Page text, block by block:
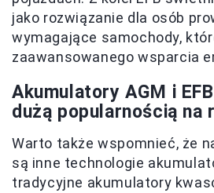
jako rozwiązanie dla osób
wymagające samochody,
zaawansowanego wsparcia
Akumulatory AGM i
dużą popularnością na
Warto także wspomnieć, że
są inne technologie
tradycyjne akumulatory